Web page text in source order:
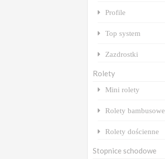
Profile
Top system
Zazdrostki
Rolety
Mini rolety
Rolety bambusowe
Rolety dościenne
Stopnice schodowe